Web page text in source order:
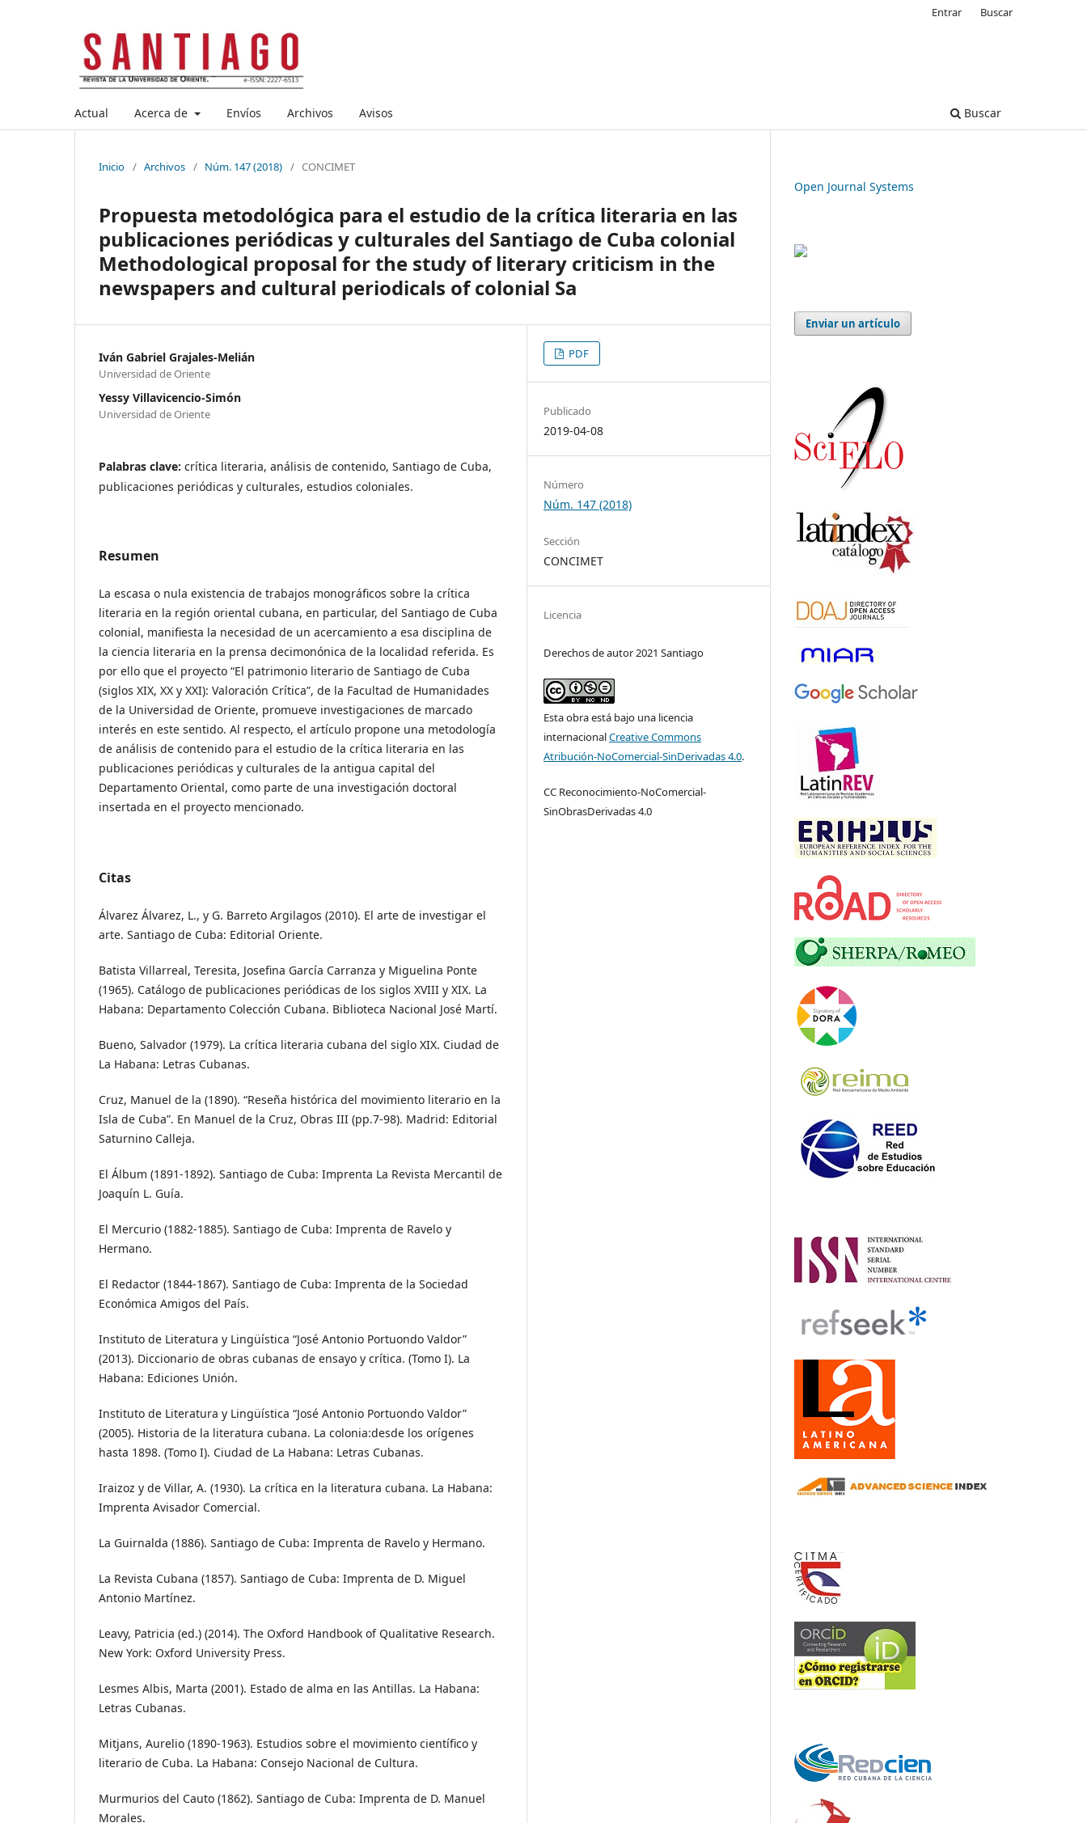
Actual Acerca de Envíos Archivos Avisos Buscar
Entrar Buscar
Inicio / Archivos / Núm. 147 (2018) / CONCIMET
Propuesta metodológica para el estudio de la crítica literaria en las
publicaciones periódicas y culturales del Santiago de Cuba colonial
Methodological proposal for the study of literary criticism in the
newspapers and cultural periodicals of colonial Sa
Iván Gabriel Grajales-Melián
Universidad de Oriente
Yessy Villavicencio-Simón
Universidad de Oriente
Palabras clave: crítica literaria, análisis de contenido, Santiago de Cuba,
publicaciones periódicas y culturales, estudios coloniales.
Resumen
La escasa o nula existencia de trabajos monográficos sobre la crítica
literaria en la región oriental cubana, en particular, del Santiago de Cuba
colonial, manifiesta la necesidad de un acercamiento a esa disciplina de
la ciencia literaria en la prensa decimonónica de la localidad referida. Es
por ello que el proyecto “El patrimonio literario de Santiago de Cuba
(siglos XIX, XX y XXI): Valoración Crítica”, de la Facultad de Humanidades
de la Universidad de Oriente, promueve investigaciones de marcado
interés en este sentido. Al respecto, el artículo propone una metodología
de análisis de contenido para el estudio de la crítica literaria en las
publicaciones periódicas y culturales de la antigua capital del
Departamento Oriental, como parte de una investigación doctoral
insertada en el proyecto mencionado.
Citas
Álvarez Álvarez, L., y G. Barreto Argilagos (2010). El arte de investigar el
arte. Santiago de Cuba: Editorial Oriente.
Batista Villarreal, Teresita, Josefina García Carranza y Miguelina Ponte
(1965). Catálogo de publicaciones periódicas de los siglos XVIII y XIX. La
Habana: Departamento Colección Cubana. Biblioteca Nacional José Martí.
Bueno, Salvador (1979). La crítica literaria cubana del siglo XIX. Ciudad de
La Habana: Letras Cubanas.
Cruz, Manuel de la (1890). “Reseña histórica del movimiento literario en la
Isla de Cuba”. En Manuel de la Cruz, Obras III (pp.7-98). Madrid: Editorial
Saturnino Calleja.
El Álbum (1891-1892). Santiago de Cuba: Imprenta La Revista Mercantil de
Joaquín L. Guía.
El Mercurio (1882-1885). Santiago de Cuba: Imprenta de Ravelo y
Hermano.
El Redactor (1844-1867). Santiago de Cuba: Imprenta de la Sociedad
Económica Amigos del País.
Instituto de Literatura y Lingüística “José Antonio Portuondo Valdor”
(2013). Diccionario de obras cubanas de ensayo y crítica. (Tomo I). La
Habana: Ediciones Unión.
Instituto de Literatura y Lingüística “José Antonio Portuondo Valdor”
(2005). Historia de la literatura cubana. La colonia:desde los orígenes
hasta 1898. (Tomo I). Ciudad de La Habana: Letras Cubanas.
Iraizoz y de Villar, A. (1930). La crítica en la literatura cubana. La Habana:
Imprenta Avisador Comercial.
La Guirnalda (1886). Santiago de Cuba: Imprenta de Ravelo y Hermano.
La Revista Cubana (1857). Santiago de Cuba: Imprenta de D. Miguel
Antonio Martínez.
Leavy, Patricia (ed.) (2014). The Oxford Handbook of Qualitative Research.
New York: Oxford University Press.
Lesmes Albis, Marta (2001). Estado de alma en las Antillas. La Habana:
Letras Cubanas.
Mitjans, Aurelio (1890-1963). Estudios sobre el movimiento científico y
literario de Cuba. La Habana: Consejo Nacional de Cultura.
Murmurios del Cauto (1862). Santiago de Cuba: Imprenta de D. Manuel
Morales.
PDF
Publicado
2019-04-08
Número
Núm. 147 (2018)
Sección
CONCIMET
Licencia
Derechos de autor 2021 Santiago
Esta obra está bajo una licencia
internacionalCreative Commons
Atribución-NoComercial-SinDerivadas 4.0.
CC Reconocimiento-NoComercial-
SinObrasDerivadas 4.0
Open Journal Systems
Enviar un artículo